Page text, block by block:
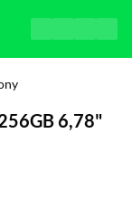
6,78"